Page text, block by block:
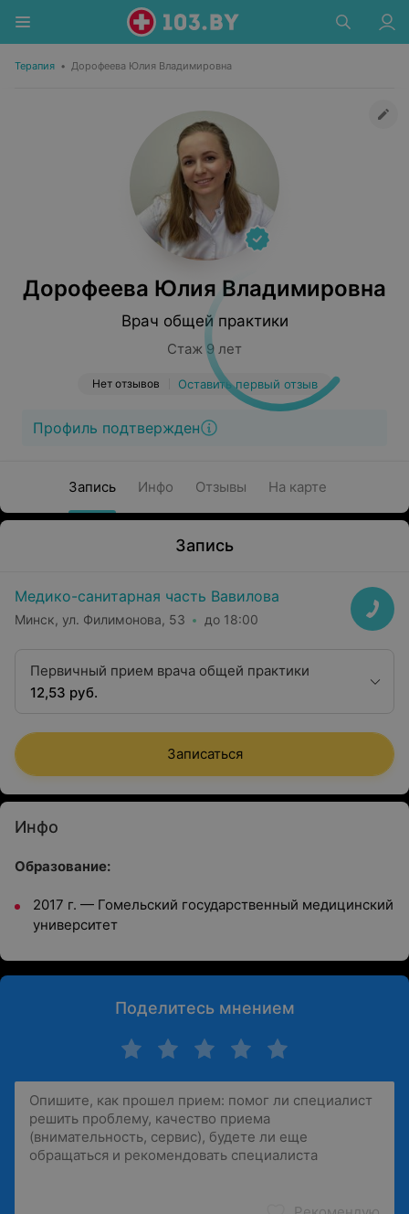
Терапия • Дорофеева Юлия Владимировна
Дорофеева Юлия Владимировна
Врач общей практики
Стаж 9 лет
Нет отзывов Оставить первый отзыв
Профиль подтвержден
Запись Инфо Отзывы На карте
Запись
Медико-санитарная часть Вавилова
Минск, ул. Филимонова, 53 до 18:00
Первичный прием врача общей практики
12,53 руб.
Записаться
Инфо
Образование:
2017 г. — Гомельский государственный медицинский
университет
Поделитесь мнением